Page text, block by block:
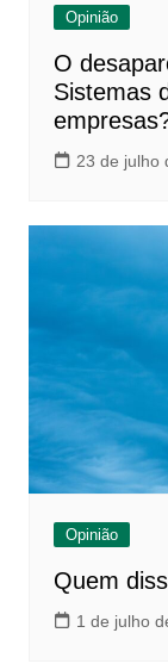
Opinião
O
Sistemas
23 de julho
Opinião
Quem
1 de julho